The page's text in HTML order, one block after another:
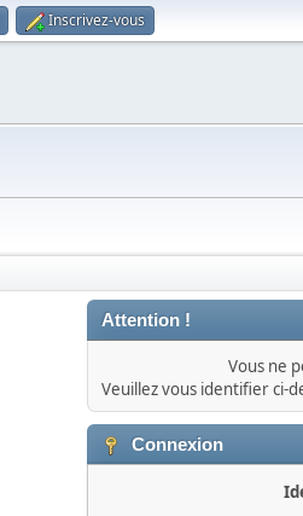
Inscrivez-vous
Attention !
Vous ne
Veuillez vous identifier ci-
Connexion